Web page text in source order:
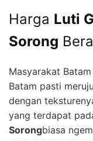
Harga Luti
Sorong
Masyarakat
Batam pasti
dengan
yang terdapat
Sorongbiasa